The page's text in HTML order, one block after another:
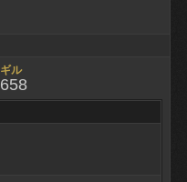
ギル
658